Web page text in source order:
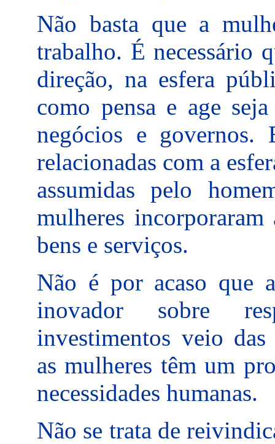
Não basta que a
trabalho. É necessário
direção, na esfera
como pensa e age
negócios e governos.
relacionadas com a
assumidas pelo
mulheres
bens e serviços.
Não é por acaso que
inovador sobre
investimentos veio
as mulheres têm um
necessidades humanas.
Não se trata de